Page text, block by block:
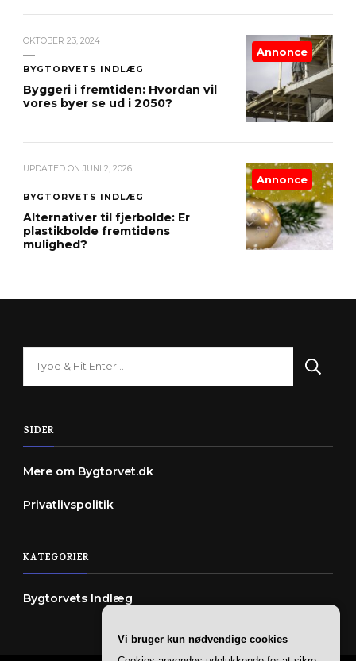
OKTOBER 23, 2024
BYGTORVETS INDLÆG
Byggeri i fremtiden: Hvordan vil
vores byer se ud i 2050?
Annonce
UPDATED ON JUNI 2, 2026
BYGTORVETS INDLÆG
Alternativer til fjerbolde: Er
plastikbolde fremtidens
mulighed?
Annonce
SIDER
Mere om Bygtorvet.dk
Privatlivspolitik
KATEGORIER
Bygtorvets Indlæg
Vi bruger kun nødvendige cookies